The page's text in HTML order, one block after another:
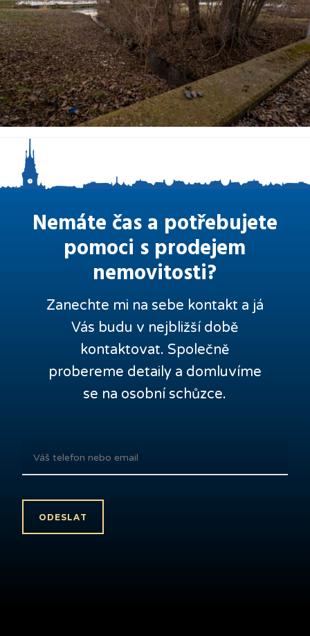
Nemáte čas a potřebujete
pomoci s prodejem
nemovitosti?
Zanechte mi na sebe kontakt a já
Vás budu v nejbližší době
kontaktovat. Společně
probereme detaily a domluvíme
se na osobní schůzce.